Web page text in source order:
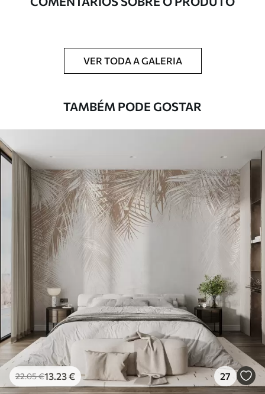
Adicionalmente
Disponível com revestimento de verniz
esponja macia. Murais de parede com
revestimento de verniz podem ser limpos
Aplicação perfeita
Materiais disponíveis
Standard
.0027.00€/m²
Premium
.6734
Vinil Premium
39.00 €/m²
Peel and Stick
81.6749.00€/m²
VER TODA A GALERIA
TAMBÉM PODE GOSTAR
22.05€13 .23€ 27